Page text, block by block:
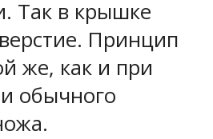
Так в крышке
Принцип
же, как и при
обычного